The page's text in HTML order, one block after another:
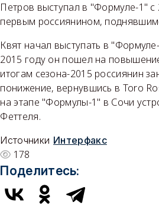
Петров выступал в "Формуле-1" с
первым россиянином,
Квят начал выступать в
2015 году он пошел на
итогам сезона-2015 россиянин
понижение, вернувшись в Toro
на этапе "Формулы-1" в Сочи
Феттеля.
Источники Интерфакс
178
Поделитесь: